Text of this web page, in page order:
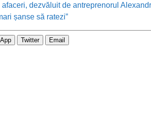
dezvăluit de antreprenorul
șanse să ratezi”
Twitter Email